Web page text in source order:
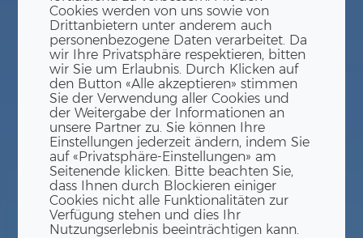
Cookies werden von uns sowie von
Drittanbietern unter anderem auch
personenbezogene Daten verarbeitet. Da
wir Ihre Privatsphäre respektieren, bitten
wir Sie um Erlaubnis. Durch Klicken auf
den Button «Alle akzeptieren» stimmen
Sie der Verwendung aller Cookies und
der Weitergabe der Informationen an
unsere Partner zu. Sie können Ihre
Einstellungen jederzeit ändern, indem Sie
auf «Privatsphäre-Einstellungen» am
Seitenende klicken. Bitte beachten Sie,
dass Ihnen durch Blockieren einiger
Cookies nicht alle Funktionalitäten zur
Verfügung stehen und dies Ihr
Nutzungserlebnis beeinträchtigen kann.